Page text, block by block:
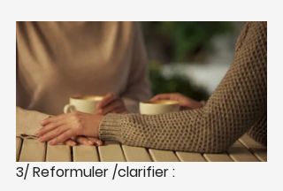
3/ Reformuler /clarifier :